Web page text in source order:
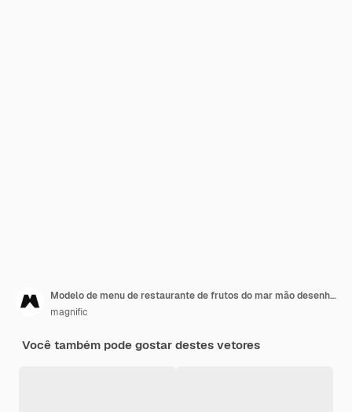
Modelo de menu de restaurante de frutos do mar mão desenhada
magnific
Você também pode gostar destes vetores